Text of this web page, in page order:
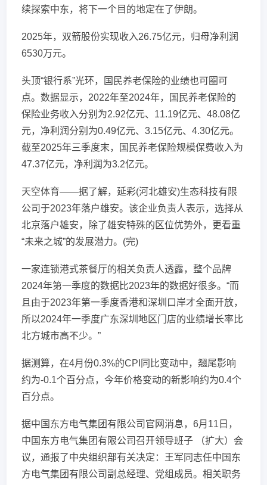
续探索中东，将下一个目的地定在了伊朗。
2025年，双箭股份实现收入26.75亿元，归母净利润
6530万元。
头顶“银行系”光环，国民养老保险的业绩也可圈可
点。数据显示，2022年至2024年，国民养老保险的
保险业务收入分别为2.92亿元、11.19亿元、48.08亿
元，净利润分别为0.49亿元、3.15亿元、4.30亿元。
截至2025年三季度末，国民养老保险规模保费收入为
47.37亿元，净利润为3.2亿元。
天空体育——据了解，延彩(河北雄安)生态科技有限
公司于2023年落户雄安。该企业负责人表示，选择从
北京落户雄安，除了雄安特殊的区位优势外，更看重
“未来之城”的发展潜力。(完)
一家连锁港式茶餐厅的相关负责人透露，整个品牌
2024年第一季度的数据比2023年的数据好很多。“而
且由于2023年第一季度香港和深圳口岸才全面开放，
所以2024年一季度广东深圳地区门店的业绩增长率比
北方城市高不少。”
据测算，在4月份0.3%的CPI同比变动中，翘尾影响
约为-0.1个百分点，今年价格变动的新影响约为0.4个
百分点。
据中国东方电气集团有限公司官网消息，6月11日，
中国东方电气集团有限公司召开领导班子 （扩大）会
议，通报了中央组织部有关决定：王军同志任中国东
方电气集团有限公司副总经理、党组成员。相关职务